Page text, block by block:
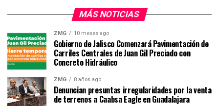
MÁS NOTICIAS
ZMG 10 meses ago
Gobierno de Jalisco Comenzará Pavimentación de
Carriles Centrales de Juan Gil Preciado con
Concreto Hidráulico
ZMG 8 años ago
Denuncian presuntas irregularidades por la venta
de terrenos a Caabsa Eagle en Guadalajara